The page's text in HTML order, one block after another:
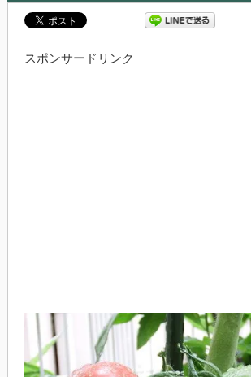
スポンサードリンク